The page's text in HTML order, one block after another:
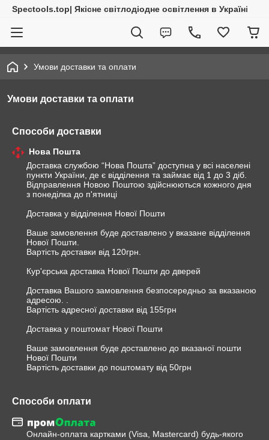
Spectools.top| Якісне світлодіодне освітлення в Україні
Умови доставки та оплати
Умови доставки та оплати
Способи доставки
Нова Пошта
Доставка службою “Нова Пошта” доступна у всі населені
пункти України, де є відділення та займає від 1 до 3 діб.
Відправлення Новою Поштою здійснюються кожного дня
з понеділка до п'ятниці
Доставка у відділення Нової Пошти
Ваше замовлення буде доставлено у вказане відділення
Нової Пошти.
Вартість доставки від 120грн.
Кур'єрська доставка Нової Пошти до дверей
Доставка Вашого замовлення безпосередньо за вказаною
адресою. .
Вартість адресної доставки від 155грн
Доставка у поштомат Нової Пошти
Ваше замовлення буде доставлено до вказаної пошти
Нової Пошти
Вартість доставки до поштомату від 50грн
Способи оплати
Онлайн-оплата картками (Visa, Mastercard) будь-якого